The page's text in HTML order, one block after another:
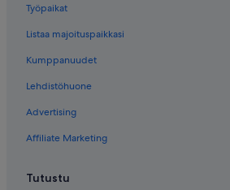
Työpaikat
Listaa majoituspaikkasi
Kumppanuudet
Lehdistöhuone
Advertising
Affiliate Marketing
Tutustu